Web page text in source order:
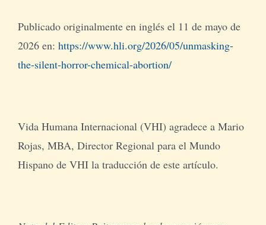
Publicado originalmente en inglés el 11 de mayo de
2026 en: https://www.hli.org/2026/05/unmasking-
the-silent-horror-chemical-abortion/
Vida Humana Internacional (VHI) agradece a Mario
Rojas, MBA, Director Regional para el Mundo
Hispano de VHI la traducción de este artículo.